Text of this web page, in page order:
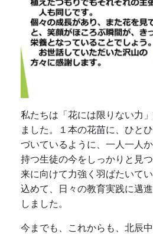
私たちは「花には限りない力
ました。１本の花苗に、ひと
づいているように、一人一人
持つ生徒の今をしっかりと見
来に向けて力強く羽ばたいて
込めて、日々の教育実践に邁
しました。
今までも、これからも、北辰